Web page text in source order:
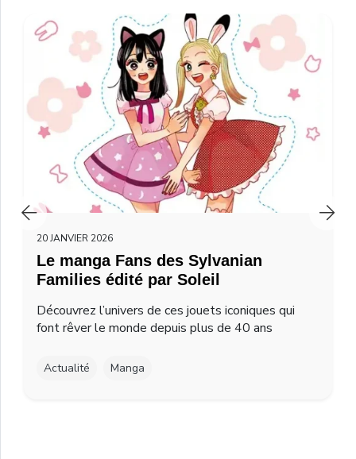
20 JANVIER 2026
Le manga Fans des Sylvanian
Families édité par Soleil
Découvrez l’univers de ces jouets iconiques qui
font rêver le monde depuis plus de 40 ans
Actualité Manga